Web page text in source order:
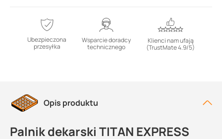
Ubezpieczona
przesyłka
Wsparcie doradcy
technicznego
Klienci nam ufają
(TrustMate 4.9/5)
Opis produktu
Palnik dekarski TITAN EXPRESS